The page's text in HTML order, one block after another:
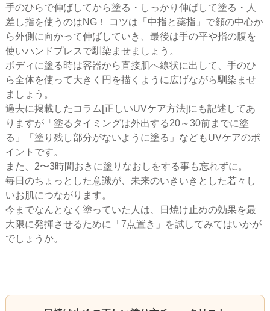
手のひらで伸ばしてから塗る・しっかり伸ばして塗る・人
差し指を使うのはNG！ コツは「中指と薬指」で顔の中心か
ら外側に向かって伸ばしていき、最後は手の平や指の腹を
使いハンドプレスで馴染ませましょう。
ボディに塗る時は容器から直接肌へ線状に出して、手のひ
ら全体を使って大きく円を描くように広げながら馴染ませ
ましょう。
過去に掲載したコラム[正しいUVケア方法]にも記述してあ
りますが「塗るタイミングは外出する20～30前までに塗
る」「塗り残し部分がないように塗る」などもUVケアのポ
イントです。
また、2〜3時間おきに塗りなおしをする事も忘れずに。
毎日のちょっとした意識が、未来のいきいきとした若々し
いお肌につながります。
今までなんとなく塗っていた人は、日焼け止めの効果を最
大限に発揮させるために「7点置き」を試してみてはいかが
でしょうか。